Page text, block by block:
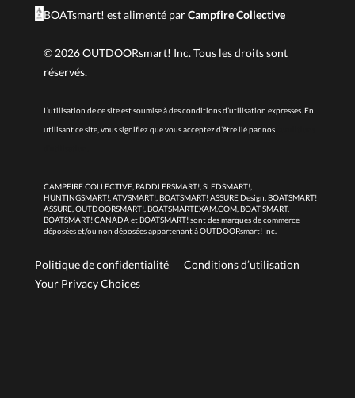
BOATsmart! est alimenté parCampfire Collective
©2026OUTDOORsmart! Inc. Tous les droits sont
réservés.
L’utilisation de ce site est soumise à des conditions d’utilisation expresses. En
utilisant ce site, vous signifiez que vous acceptez d’être lié par nos
CAMPFIRE COLLECTIVE, PADDLERSMART!, SLEDSMART!,
HUNTINGSMART!, ATVSMART!, BOATSMART! ASSURE Design, BOATSMART!
ASSURE, OUTDOORSMART!, BOATSMARTEXAM.COM, BOAT SMART,
BOATSMART! CANADA et BOATSMART! sont des marques de commerce
déposées et/ou non déposées appartenant à OUTDOORsmart! Inc.
Politique de confidentialité
Conditions d’utilisation
Your Privacy Choices